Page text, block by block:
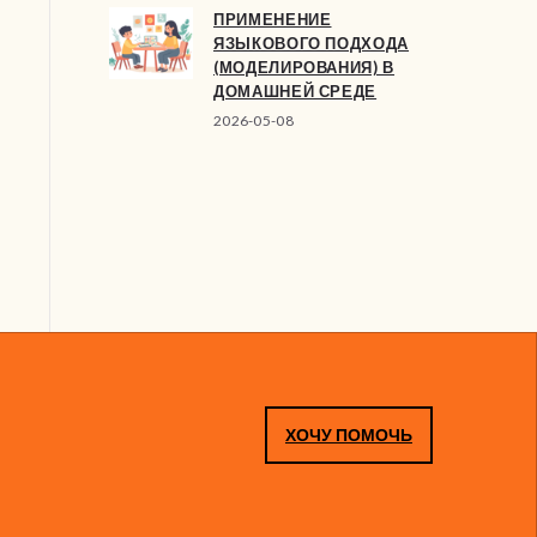
ПРИМЕНЕНИЕ
ЯЗЫКОВОГО ПОДХОДА
(МОДЕЛИРОВАНИЯ) В
ДОМАШНЕЙ СРЕДЕ
2026-05-08
ХОЧУ ПОМОЧЬ